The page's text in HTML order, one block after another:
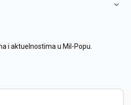
i aktuelnostima u Mil-Popu.